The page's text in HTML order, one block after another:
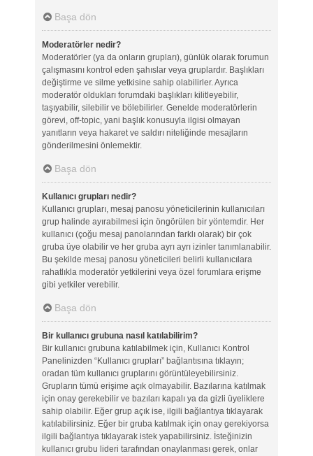
Başa dön
Moderatörler nedir?
Moderatörler (ya da onların grupları), günlük olarak forumun
çalışmasını kontrol eden şahıslar veya gruplardır. Başlıkları
değiştirme ve silme yetkisine sahip olabilirler. Ayrıca
moderatör oldukları forumdaki başlıkları kilitleyebilir,
taşıyabilir, silebilir ve bölebilirler. Genelde moderatörlerin
görevi, off-topic, yani başlık konusuyla ilgisi olmayan
yanıtların veya hakaret ve saldırı niteliğinde mesajların
gönderilmesini önlemektir.
Başa dön
Kullanıcı grupları nedir?
Kullanıcı grupları, mesaj panosu yöneticilerinin kullanıcıları
grup halinde ayırabilmesi için öngörülen bir yöntemdir. Her
kullanıcı (çoğu mesaj panolarından farklı olarak) bir çok
gruba üye olabilir ve her gruba ayrı ayrı izinler tanımlanabilir.
Bu şekilde mesaj panosu yöneticileri belirli kullanıcılara
rahatlıkla moderatör yetkilerini veya özel forumlara erişme
gibi yetkiler verebilir.
Başa dön
Bir kullanıcı grubuna nasıl katılabilirim?
Bir kullanıcı grubuna katılabilmek için, Kullanıcı Kontrol
Panelinizden “Kullanıcı grupları” bağlantısına tıklayın;
oradan tüm kullanıcı gruplarını görüntüleyebilirsiniz.
Grupların tümü erişime açık olmayabilir. Bazılarına katılmak
için onay gerekebilir ve bazıları kapalı ya da gizli üyeliklere
sahip olabilir. Eğer grup açık ise, ilgili bağlantıya tıklayarak
katılabilirsiniz. Eğer bir gruba katılmak için onay gerekiyorsa
ilgili bağlantıya tıklayarak istek yapabilirsiniz. İsteğinizin
kullanıcı grubu lideri tarafından onaylanması gerek, onlar